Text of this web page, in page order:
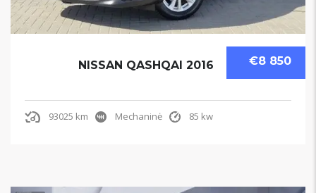
€8 850
NISSAN QASHQAI 2016
93025 km Mechaninė 85 kw